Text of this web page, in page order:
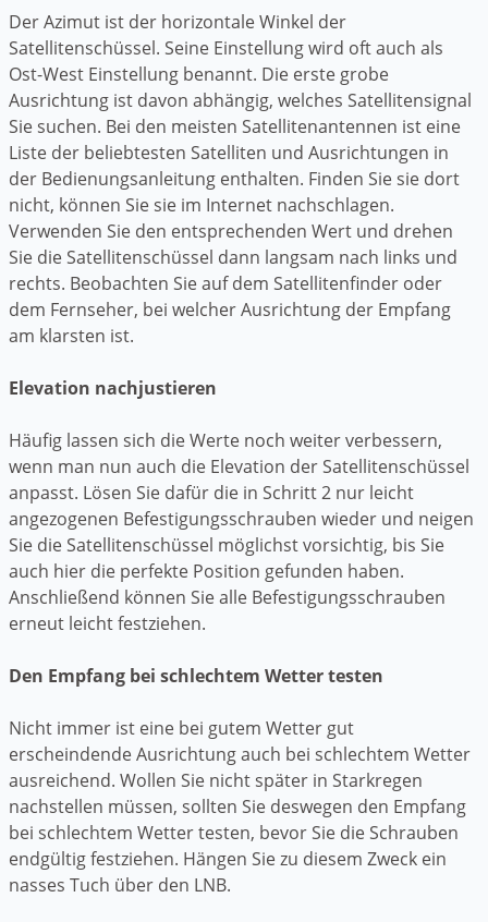
Der Azimut ist der horizontale Winkel der
Satellitenschüssel. Seine Einstellung wird oft auch als
Ost-West Einstellung benannt. Die erste grobe
Ausrichtung ist davon abhängig, welches Satellitensignal
Sie suchen. Bei den meisten Satellitenantennen ist eine
Liste der beliebtesten Satelliten und Ausrichtungen in
der Bedienungsanleitung enthalten. Finden Sie sie dort
nicht, können Sie sie im Internet nachschlagen.
Verwenden Sie den entsprechenden Wert und drehen
Sie die Satellitenschüssel dann langsam nach links und
rechts. Beobachten Sie auf dem Satellitenfinder oder
dem Fernseher, bei welcher Ausrichtung der Empfang
am klarsten ist.
Elevation nachjustieren
Häufig lassen sich die Werte noch weiter verbessern,
wenn man nun auch die Elevation der Satellitenschüssel
anpasst. Lösen Sie dafür die in Schritt 2 nur leicht
angezogenen Befestigungsschrauben wieder und neigen
Sie die Satellitenschüssel möglichst vorsichtig, bis Sie
auch hier die perfekte Position gefunden haben.
Anschließend können Sie alle Befestigungsschrauben
erneut leicht festziehen.
Den Empfang bei schlechtem Wetter testen
Nicht immer ist eine bei gutem Wetter gut
erscheindende Ausrichtung auch bei schlechtem Wetter
ausreichend. Wollen Sie nicht später in Starkregen
nachstellen müssen, sollten Sie deswegen den Empfang
bei schlechtem Wetter testen, bevor Sie die Schrauben
endgültig festziehen. Hängen Sie zu diesem Zweck ein
nasses Tuch über den LNB.